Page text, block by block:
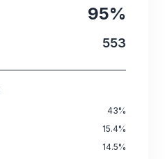
95%
553
43%
15.4%
14.5%